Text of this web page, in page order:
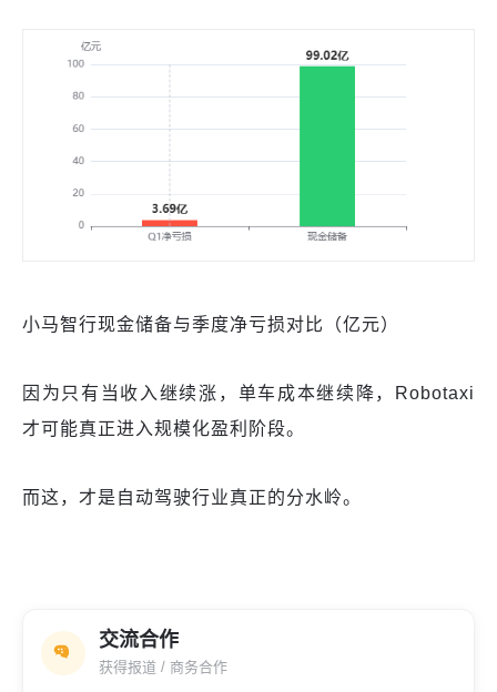
小马智行现金储备与季度净亏损对比（亿元）
因为只有当收入继续涨，单车成本继续降，Robotaxi
才可能真正进入规模化盈利阶段。
而这，才是自动驾驶行业真正的分水岭。
交流合作
获得报道 / 商务合作